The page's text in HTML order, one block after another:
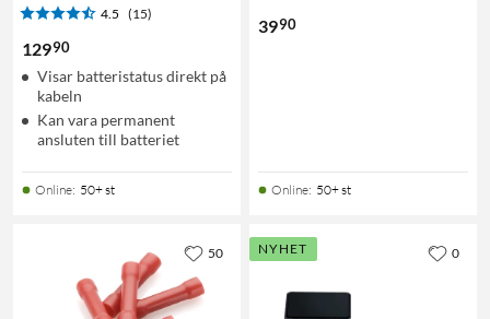
4.5 (15)
12990
Visar batteristatus direkt på
kabeln
Kan vara permanent
ansluten till batteriet
Online: 50+ st
3990
Online: 50+ st
50 NYHET 0